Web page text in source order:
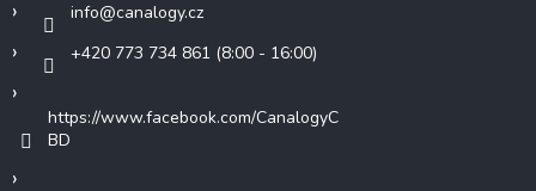
info@canalogy.cz
+420 773 734 861 (8:00 - 16:00)
https://www.facebook.com/CanalogyC
BD